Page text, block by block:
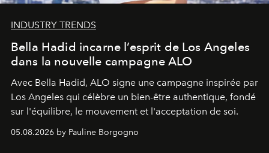
INDUSTRY TRENDS
Bella Hadid incarne l’esprit de Los Angeles
dans la nouvelle campagne ALO
Avec Bella Hadid, ALO signe une campagne inspirée par
Los Angeles qui célèbre un bien-être authentique, fondé
sur l'équilibre, le mouvement et l'acceptation de soi.
05.08.2026 by Pauline Borgogno